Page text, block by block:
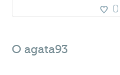
0
O agata93